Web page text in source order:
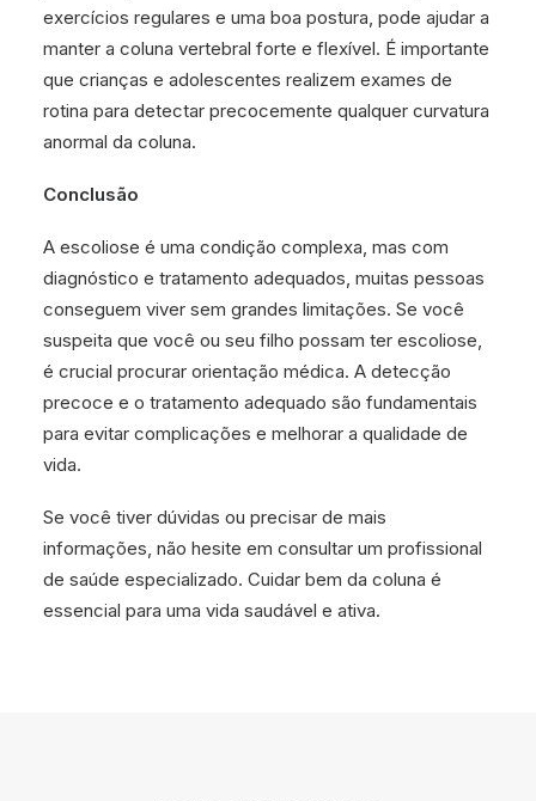
exercícios regulares e uma boa postura, pode ajudar a
manter a coluna vertebral forte e flexível. É importante
que crianças e adolescentes realizem exames de
rotina para detectar precocemente qualquer curvatura
anormal da coluna.
Conclusão
A escoliose é uma condição complexa, mas com
diagnóstico e tratamento adequados, muitas pessoas
conseguem viver sem grandes limitações. Se você
suspeita que você ou seu filho possam ter escoliose,
é crucial procurar orientação médica. A detecção
precoce e o tratamento adequado são fundamentais
para evitar complicações e melhorar a qualidade de
vida.
Se você tiver dúvidas ou precisar de mais
informações, não hesite em consultar um profissional
de saúde especializado. Cuidar bem da coluna é
essencial para uma vida saudável e ativa.